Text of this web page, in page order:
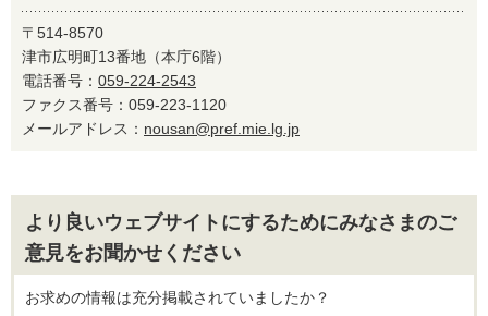
〒514-8570
津市広明町13番地（本庁6階）
電話番号： 059-224-2543
ファクス番号：059-223-1120
メールアドレス： nousan@pref.mie.lg.jp
より良いウェブサイトにするためにみなさまのご
意見をお聞かせください
お求めの情報は充分掲載されていましたか？